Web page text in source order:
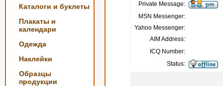
Каталоги и буклеты
Плакаты и
календари
Одежда
Наклейки
Образцы
продукции
Private Message:
MSN Messenger:
Yahoo Messenger:
AIM Address:
ICQ Number:
Status: